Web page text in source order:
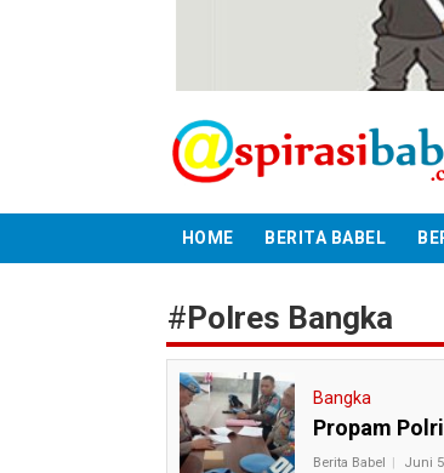
HOME BERITA BABEL
#Polres Bangka
Bangka
Propam
Berita Babel Juni